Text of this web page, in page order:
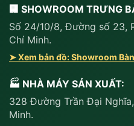
🏢 SHOWROOM TRƯNG
Số 24/10/8, Đường số 23,
Chí Minh.
➤ Xem bản đồ: Showroom
🏭 NHÀ MÁY SẢN XUẤT:
328 Đường Trần Đại
Minh.